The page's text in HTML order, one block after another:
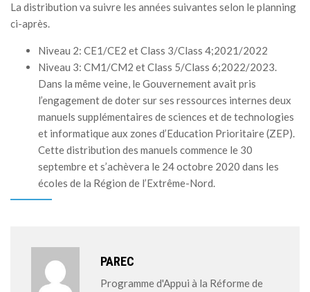
La distribution va suivre les années suivantes selon le planning
ci-après.
Niveau 2: CE1/CE2 et Class 3/Class 4;2021/2022
Niveau 3: CM1/CM2 et Class 5/Class 6;2022/2023.
Dans la même veine, le Gouvernement avait pris
l’engagement de doter sur ses ressources internes deux
manuels supplémentaires de sciences et de technologies
et informatique aux zones d’Education Prioritaire (ZEP).
Cette distribution des manuels commence le 30
septembre et s’achèvera le 24 octobre 2020 dans les
écoles de la Région de l’Extrême-Nord.
PAREC
Programme d'Appui à la Réforme de